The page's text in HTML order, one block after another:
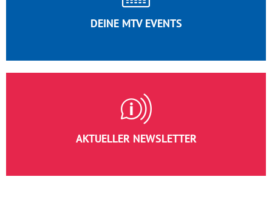
DEINE MTV EVENTS
AKTUELLER NEWSLETTER